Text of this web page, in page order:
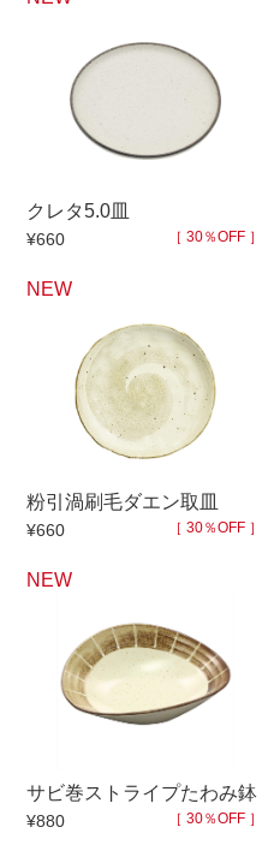
クレタ5.0皿
¥660 ［ 30％OFF ］
NEW
粉引渦刷毛ダエン取皿
¥660 ［ 30％OFF ］
NEW
サビ巻ストライプたわみ鉢
¥880 ［ 30％OFF ］